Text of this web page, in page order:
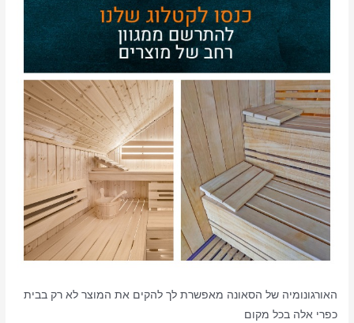
האורגונומיה של הסאונה מאפשרת לך להקים את המוצר לא רק בבית
כפרי אלה בכל מקום